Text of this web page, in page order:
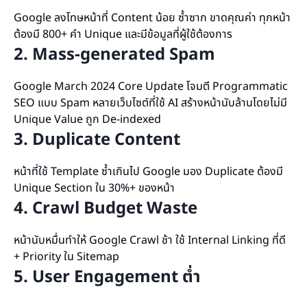
Google ลงโทษหน้าที่ Content น้อย ซ้ำซาก ขาดคุณค่า ทุกหน้า
ต้องมี 800+ คำ Unique และมีข้อมูลที่ผู้ใช้ต้องการ
2. Mass-generated Spam
Google March 2024 Core Update โจมตี Programmatic
SEO แบบ Spam หลายเว็บไซต์ที่ใช้ AI สร้างหน้านับล้านโดยไม่มี
Unique Value ถูก De-indexed
3. Duplicate Content
หน้าที่ใช้ Template ซ้ำเกินไป Google มอง Duplicate ต้องมี
Unique Section ใน 30%+ ของหน้า
4. Crawl Budget Waste
หน้านับหมื่นทำให้ Google Crawl ช้า ใช้ Internal Linking ที่ดี
+ Priority ใน Sitemap
5. User Engagement ต่ำ